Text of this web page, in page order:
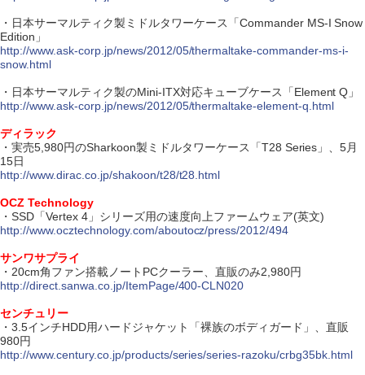
・日本サーマルティク製ミドルタワーケース「Commander MS-I Snow
Edition」
http://www.ask-corp.jp/news/2012/05/thermaltake-commander-ms-i-
snow.html
・日本サーマルティク製のMini-ITX対応キューブケース「Element Q」
http://www.ask-corp.jp/news/2012/05/thermaltake-element-q.html
ディラック
・実売5,980円のSharkoon製ミドルタワーケース「T28 Series」、5月
15日
http://www.dirac.co.jp/shakoon/t28/t28.html
OCZ Technology
・SSD「Vertex 4」シリーズ用の速度向上ファームウェア(英文)
http://www.ocztechnology.com/aboutocz/press/2012/494
サンワサプライ
・20cm角ファン搭載ノートPCクーラー、直販のみ2,980円
http://direct.sanwa.co.jp/ItemPage/400-CLN020
センチュリー
・3.5インチHDD用ハードジャケット「裸族のボディガード」、直販
980円
http://www.century.co.jp/products/series/series-razoku/crbg35bk.html